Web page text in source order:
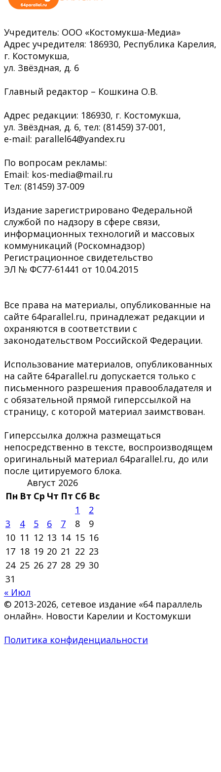
Учредитель: ООО «Костомукша-Медиа»
Адрес учредителя: 186930, Республика Карелия,
г. Костомукша,
ул. Звёздная, д. 6
Главный редактор – Кошкина О.В.
Адрес редакции: 186930, г. Костомукша,
ул. Звёздная, д. 6, тел: (81459) 37-001,
e-mail: parallel64@yandex.ru
По вопросам рекламы:
Email: kos-media@mail.ru
Тел: (81459) 37-009
Издание зарегистрировано Федеральной
службой по надзору в сфере связи,
информационных технологий и массовых
коммуникаций (Роскомнадзор)
Регистрационное свидетельство
ЭЛ № ФС77-61441 от 10.04.2015
Все права на материалы, опубликованные на
сайте 64parallel.ru, принадлежат редакции и
охраняются в соответствии с
законодательством Российской Федерации.
Использование материалов, опубликованных
на сайте 64parallel.ru допускается только с
письменного разрешения правообладателя и
с обязательной прямой гиперссылкой на
страницу, с которой материал заимствован.
Гиперссылка должна размещаться
непосредственно в тексте, воспроизводящем
оригинальный материал 64parallel.ru, до или
после цитируемого блока.
Август 2026
Пн Вт Ср Чт Пт Сб Вс
1
2
3
4 5 6 7 8
9
10 11 12 13 14 15 16
17 18 19 20 21 22 23
24 25 26 27 28 29 30
31
« Июл
© 2013-2026, сетевое издание «64 параллель
онлайн». Новости Карелии и Костомукши
Политика конфиденциальности